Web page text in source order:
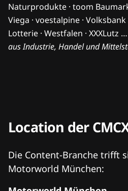
Naturprodukte · toom
Viega · voestalpine ·
Lotterie · Westfalen · XXXLutz …
aus Industrie, Handel und
Location der
Die Content-Branche trifft
Motorworld München: